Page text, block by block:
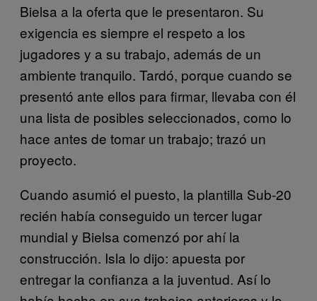
Bielsa a la oferta que le presentaron. Su
exigencia es siempre el respeto a los
jugadores y a su trabajo, además de un
ambiente tranquilo. Tardó, porque cuando se
presentó ante ellos para firmar, llevaba con él
una lista de posibles seleccionados, como lo
hace antes de tomar un trabajo; trazó un
proyecto.
Cuando asumió el puesto, la plantilla Sub-20
recién había conseguido un tercer lugar
mundial y Bielsa comenzó por ahí la
construcción. Isla lo dijo: apuesta por
entregar la confianza a la juventud. Así lo